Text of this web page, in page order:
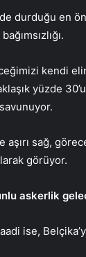
durduğu en
kendi
yüzde
sağ,
görüyor.
askerlik
ise,